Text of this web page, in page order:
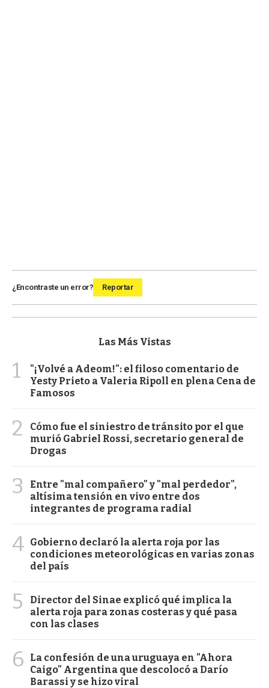
¿Encontraste un error? Reportar
Las Más Vistas
1
"¡Volvé a Adeom!": el filoso comentario de
Yesty Prieto a Valeria Ripoll en plena Cena de
Famosos
2
Cómo fue el siniestro de tránsito por el que
murió Gabriel Rossi, secretario general de
Drogas
3
Entre "mal compañero" y "mal perdedor",
altísima tensión en vivo entre dos
integrantes de programa radial
4 Gobierno declaró la alerta roja por las
condiciones meteorológicas en varias zonas
del país
5
Director del Sinae explicó qué implica la
alerta roja para zonas costeras y qué pasa
con las clases
6
La confesión de una uruguaya en "Ahora
Caigo" Argentina que descolocó a Darío
Barassi y se hizo viral